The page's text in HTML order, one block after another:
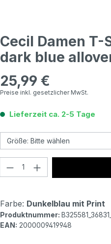
Cecil Damen
dark blue
Regulärer Preis:
25,99 €
Preise inkl. gesetzlicher MwSt.
Lieferzeit ca. 2-5 Tage
Produkt Anzahl:
Farbe: Dunkelblau mit Print
Produktnummer:
EAN: 2000009419948